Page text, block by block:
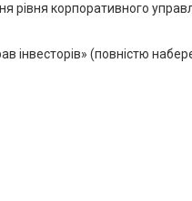
рівня корпоративного
інвесторів» (повністю